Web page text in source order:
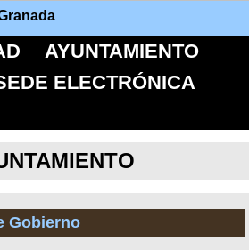
AYUNTAMIENTO
ELECTRÓNICA
Gobierno